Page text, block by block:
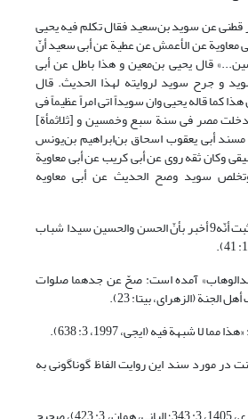
قطنی عن سوید بن‌سعید فقال تکلم فیه یحیی
عن الأعمش عن عطیة عن أبی سعید أنّ
قال یحیی بن‌معین و هذا باطل عن أبی
و جرح سوید لروایته لهذا الحدیث. قال
کما قاله یحیی وان سویداً اتی امراً عظیماً فی
دخلت مصر فی سنة سبع وخمسین و [ثلاثمأة]
أبی یعقوب اسحاق بن‌ابراهیم بن‌یونس
وکان ثقه روی عن أبی کریب عن أبی معاویة
سوید وصح الحدیث عن أبی معاویه
2. نووی در شرح مسلم: ثبت أنّه9 أخبر بأنّ الحسن والحسین سیدا شباب
آمده است: صحّ عن جدهما صلوات
الجنة (الزهرای، بی‏تا: 23).
در مورد سند این روایت الفاظ گوناگونی به